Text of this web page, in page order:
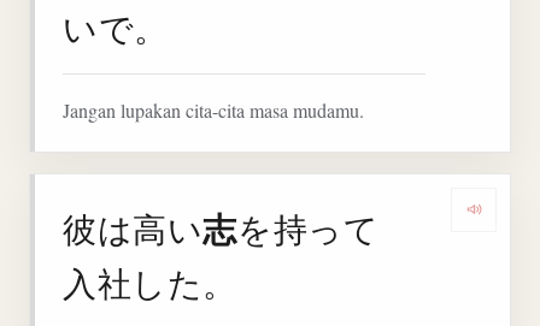
いで。
Jangan lupakan cita-cita masa mudamu.
彼は高い志を持って
入社した。